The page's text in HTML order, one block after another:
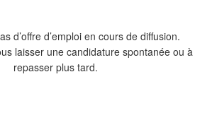
d’offre d’emploi en cours de diffusion.
laisser une candidature spontanée ou à
repasser plus tard.